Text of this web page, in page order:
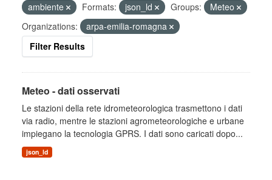
ambiente
Formats: json_ld Groups:
Meteo
Organizations:
arpa-emilia-romagna
Filter Results
Meteo - dati osservati
Le stazioni della rete idrometeorologica trasmettono i dati
via radio, mentre le stazioni agrometeorologiche e urbane
impiegano la tecnologia GPRS. I dati sono caricati dopo...
json_ld